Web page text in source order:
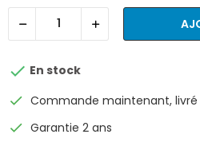
 En stock
check Commande maintenant, livré
check Garantie 2 ans